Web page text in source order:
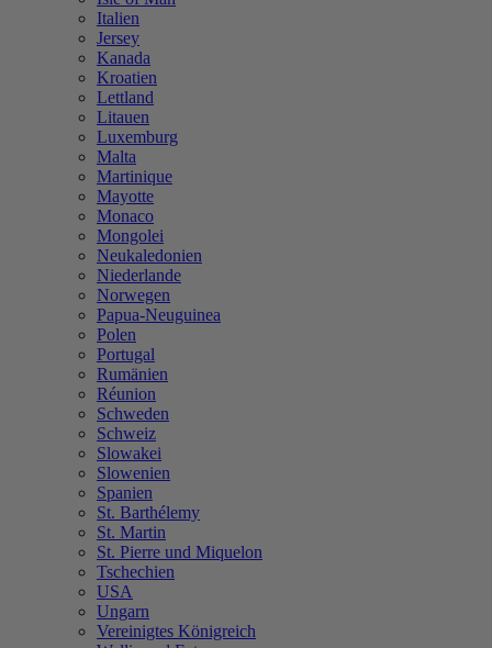
Italien
Jersey
Kanada
Kroatien
Lettland
Litauen
Luxemburg
Malta
Martinique
Mayotte
Monaco
Mongolei
Neukaledonien
Niederlande
Norwegen
Papua-Neuguinea
Polen
Portugal
Rumänien
Réunion
Schweden
Schweiz
Slowakei
Slowenien
Spanien
St. Barthélemy
St. Martin
St. Pierre und Miquelon
Tschechien
USA
Ungarn
Vereinigtes Königreich